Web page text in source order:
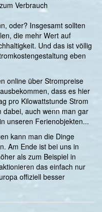
Verbrauch
oder? Insgesamt sollten
die mehr Wert auf
Und das ist völlig
eben
online über Strompreise
dass es hier
pro Kilowattstunde Strom
dabei, auch wenn man gar
unseren Ferienobjekten...
kann man die Dinge
Am Ende ist bei uns in
als zum Beispiel in
das einfach nur
offiziell besser